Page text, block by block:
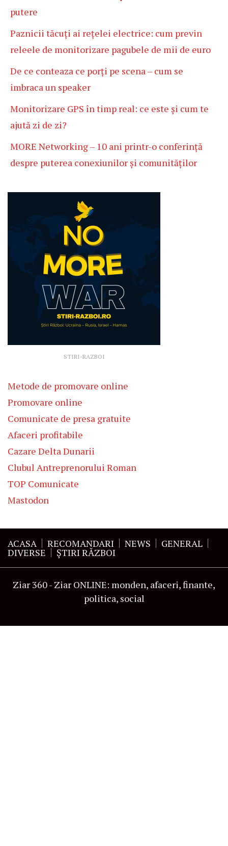
putere
Paznicii tăcuți ai rețelei electrice: cum previn
releele de monitorizare pagubele de mii de euro
De ce conteaza ce porți pe scena – cum se
imbraca un speaker
Monitorizare GPS în timp real: ce este și cum te
ajută zi de zi?
MORE Networking – 10 ani printr-o conferință
despre puterea conexiunilor și comunităților
STIRI-RAZBOI
Metode de promovare online
Promovare online
Comunicate de presa gratuite
Afaceri profitabile
Cazare Delta Dunarii
Clubul Antreprenorului Roman
TOP Comunicate
Mastodon
ACASA RECOMANDARI NEWS GENERAL
DIVERSE ŞTIRI RĂZBOI
Ziar 360 - Ziar ONLINE: monden, afaceri, finante,
politica, social